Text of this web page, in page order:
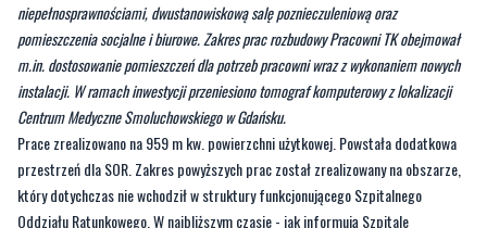
niepełnosprawnościami, dwustanowiskową salę poznieczuleniową oraz
pomieszczenia socjalne i biurowe. Zakres prac rozbudowy Pracowni TK obejmował
m.in. dostosowanie pomieszczeń dla potrzeb pracowni wraz z wykonaniem nowych
instalacji. W ramach inwestycji przeniesiono tomograf komputerowy z lokalizacji
Centrum Medyczne Smoluchowskiego w Gdańsku.
Prace zrealizowano na 959 m kw. powierzchni użytkowej. Powstała dodatkowa
przestrzeń dla SOR. Zakres powyższych prac został zrealizowany na obszarze,
który dotychczas nie wchodził w struktury funkcjonującego Szpitalnego
Oddziału Ratunkowego. W najbliższym czasie - jak informują Szpitale